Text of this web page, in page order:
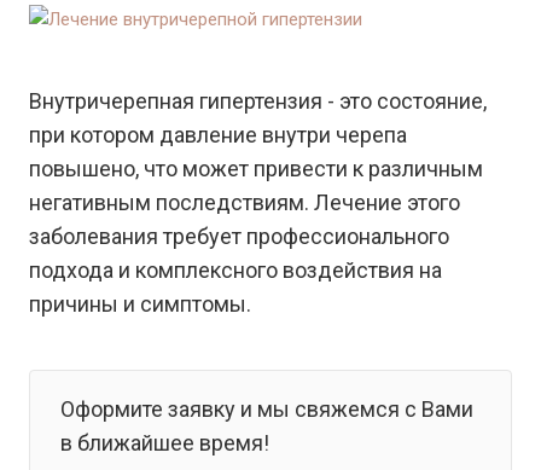
Внутричерепная гипертензия - это состояние,
при котором давление внутри черепа
повышено, что может привести к различным
негативным последствиям. Лечение этого
заболевания требует профессионального
подхода и комплексного воздействия на
причины и симптомы.
Оформите заявку и мы свяжемся с Вами
в ближайшее время!